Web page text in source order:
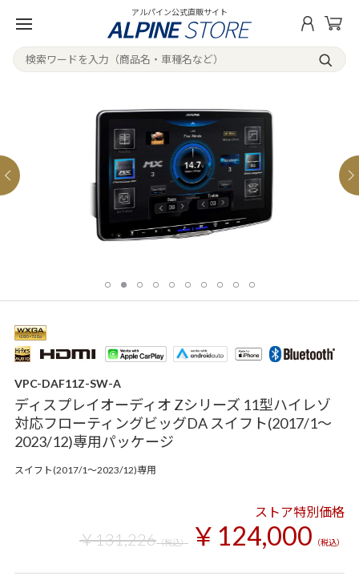
アルパイン公式直販サイト
VPC-DAF11Z-SW-A
ディスプレイオーディオ Zシリーズ 11型ハイレゾ
対応フローティングビッグDA スイフト(2017/1～
2023/12)専用パッケージ
スイフト(2017/1～2023/12)専用
ストア特別価格
￥131,226（税込） ￥124,000 （税込）